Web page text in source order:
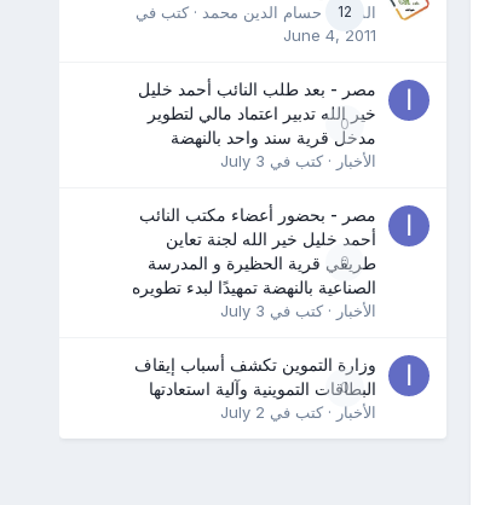
12
المدرب حسام الدين محمد · كتب في
June 4, 2011
0
مصر - بعد طلب النائب أحمد خليل
خير الله تدبير اعتماد مالي لتطوير
مدخل قرية سند واحد بالنهضة
الأخبار · كتب في July 3
0
مصر - بحضور أعضاء مكتب النائب
أحمد خليل خير الله لجنة تعاين
طريقي قرية الحظيرة و المدرسة
الصناعية بالنهضة تمهيدًا لبدء تطويره
الأخبار · كتب في July 3
0
وزارة التموين تكشف أسباب إيقاف
البطاقات التموينية وآلية استعادتها
الأخبار · كتب في July 2